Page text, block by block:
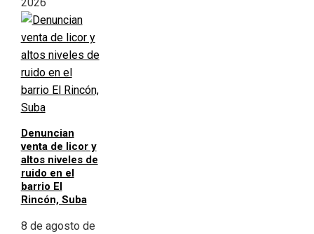
2026
Denuncian
venta de licor y
altos niveles de
ruido en el
barrio El
Rincón, Suba
8 de agosto de